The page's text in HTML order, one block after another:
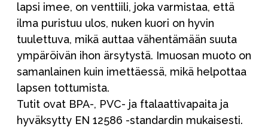
lapsi imee, on venttiili, joka varmistaa, että
ilma puristuu ulos, nuken kuori on hyvin
tuulettuva, mikä auttaa vähentämään suuta
ympäröivän ihon ärsytystä. Imuosan muoto on
samanlainen kuin imettäessä, mikä helpottaa
lapsen tottumista.
Tutit ovat BPA-, PVC- ja ftalaattivapaita ja
hyväksytty EN 12586 -standardin mukaisesti.